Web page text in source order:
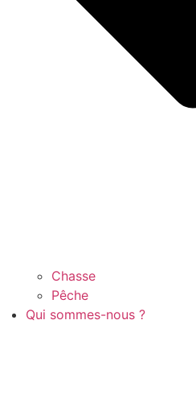
Chasse
Pêche
Qui sommes-nous ?